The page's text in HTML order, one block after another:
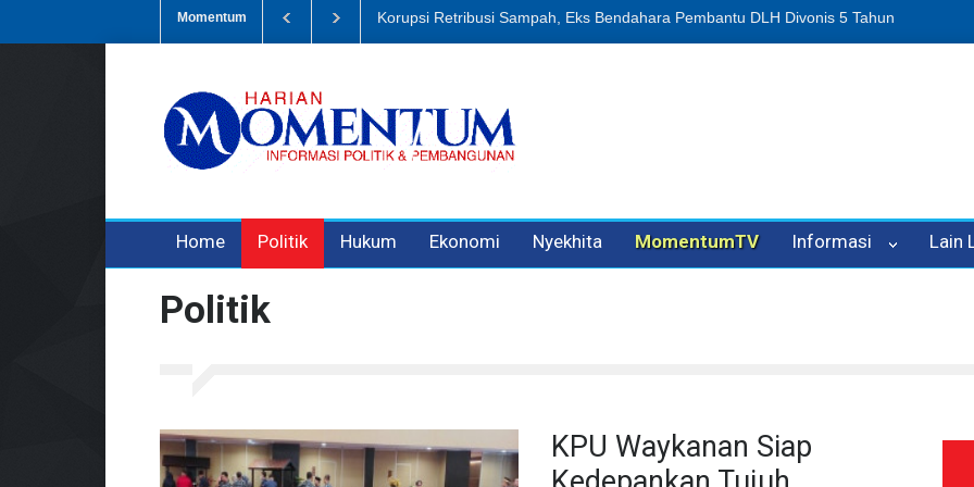
Momentum Dugaan Penipuan Oleh Oknum Kadis, Kuasa Hukum Pelapor Desak Polisi Tetapkan P-
Home Politik Hukum Ekonomi Nyekhita MomentumTV Informasi Lain
Politik
KPU Waykanan Siap